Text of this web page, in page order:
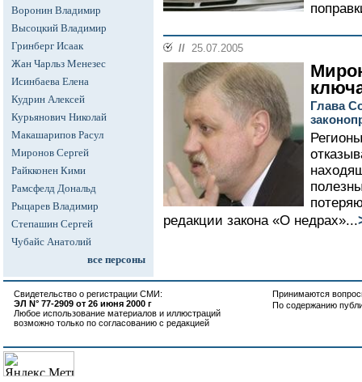
Воронин Владимир
Высоцкий Владимир
Гринберг Исаак
Жан Чарльз Менезес
Исинбаева Елена
Кудрин Алексей
Курьянович Николай
Макашарипов Расул
Миронов Сергей
Райкконен Кими
Рамсфелд Дональд
Рыцарев Владимир
Степашин Сергей
Чубайс Анатолий
все персоны
// 25.07.2005
Глава
редакции закона «О недрах»...
Свидетельство о регистрации СМИ:
ЭЛ N° 77-2909 от 26 июня 2000 г
Любое использование материалов и иллюстраций
возможно только по согласованию с редакцией
Принимаются
По содержанию